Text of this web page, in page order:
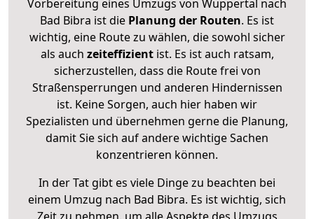
Vorbereitung eines Umzugs von Wuppertal nach
Bad Bibra ist die Planung der Routen. Es ist
wichtig, eine Route zu wählen, die sowohl sicher
als auch zeiteffizientist. Es ist auch ratsam,
sicherzustellen, dass die Route frei von
Straßensperrungen und anderen Hindernissen
ist. Keine Sorgen, auch hier haben wir
Spezialisten und übernehmen gerne die Planung,
damit Sie sich auf andere wichtige Sachen
konzentrieren können.
In der Tat gibt es viele Dinge zu beachten bei
einem Umzug nach Bad Bibra. Es ist wichtig, sich